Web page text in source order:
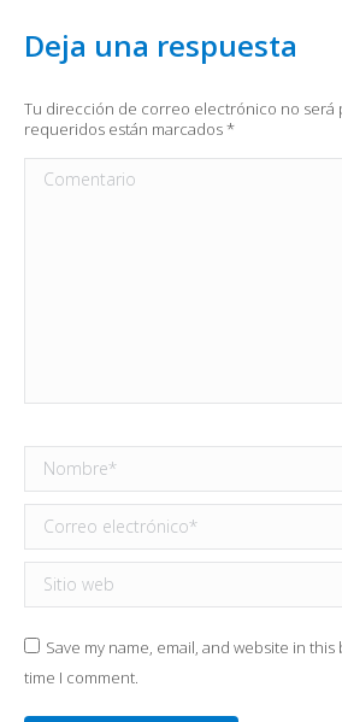
Deja una respuesta
Tu dirección de correo electrónico no será
requeridos están marcados*
Comentario
Nombre *
Correo electrónico *
Sitio web
Save my name, email, and website in
time I comment.